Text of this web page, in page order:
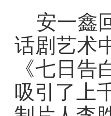
安一鑫
话剧艺术
《七日
吸引了上